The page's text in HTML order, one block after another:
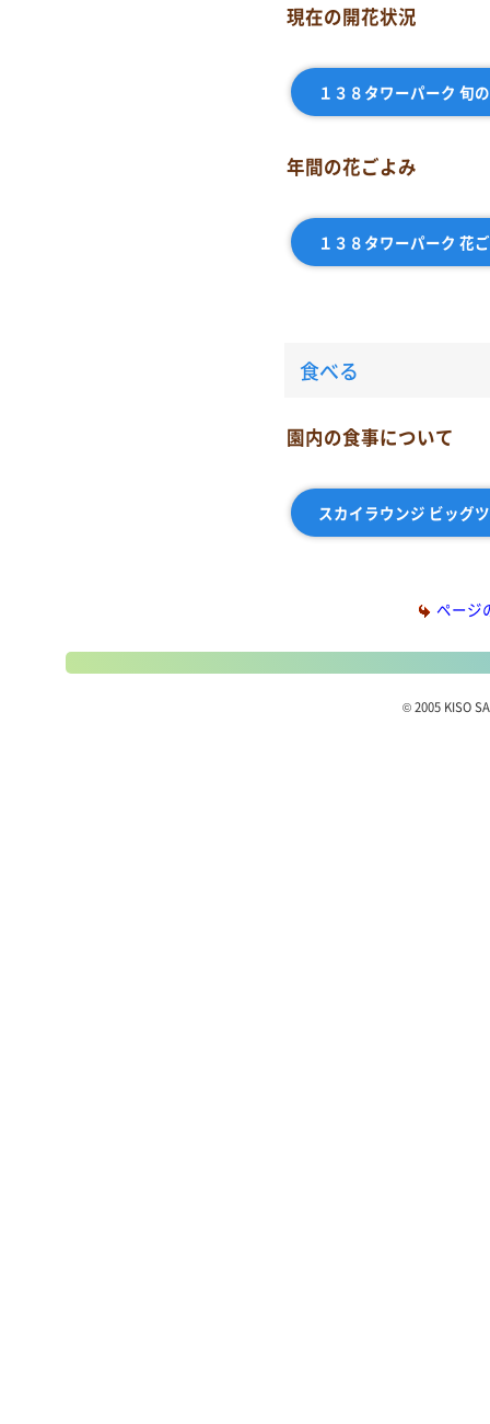
現在の開花状況
１３８タワーパーク 旬
年間の花ごよみ
１３８タワーパーク 花
食べる
園内の食事について
スカイラウンジ ビッグ
ページ
© 2005 KISO